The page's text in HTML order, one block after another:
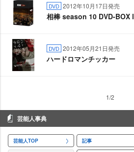
DVD 2012年10月17日発売
相棒 season 10 DVD-BOX Ⅰ
DVD 2012年05月21日発売
ハードロマンチッカー
1/2
芸能人事典
芸能人TOP 記事